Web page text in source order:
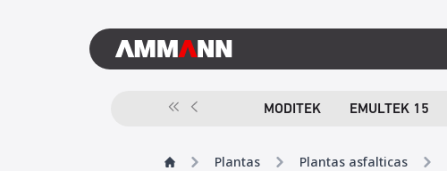
MODITEK EMULTEK 15
Plantas Plantas asfalticas